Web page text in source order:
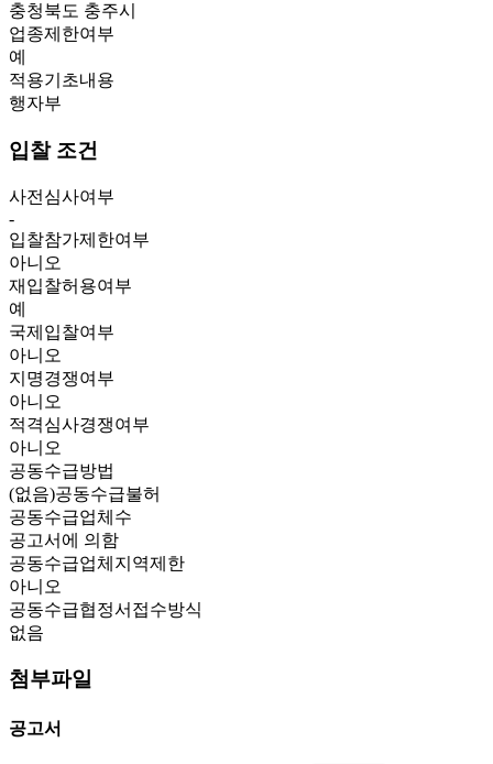
충청북도 충주시
업종제한여부
예
적용기초내용
행자부
입찰 조건
사전심사여부
-
입찰참가제한여부
아니오
재입찰허용여부
예
국제입찰여부
아니오
지명경쟁여부
아니오
적격심사경쟁여부
아니오
공동수급방법
(없음)공동수급불허
공동수급업체수
공고서에 의함
공동수급업체지역제한
아니오
공동수급협정서접수방식
없음
첨부파일
공고서